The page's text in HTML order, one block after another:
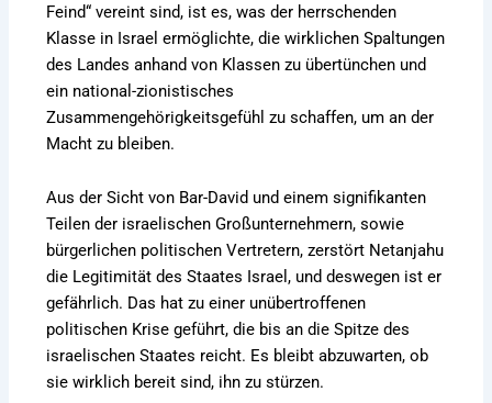
Feind“ vereint sind, ist es, was der herrschenden
Klasse in Israel ermöglichte, die wirklichen Spaltungen
des Landes anhand von Klassen zu übertünchen und
ein national-zionistisches
Zusammengehörigkeitsgefühl zu schaffen, um an der
Macht zu bleiben.
Aus der Sicht von Bar-David und einem signifikanten
Teilen der israelischen Großunternehmern, sowie
bürgerlichen politischen Vertretern, zerstört Netanjahu
die Legitimität des Staates Israel, und deswegen ist er
gefährlich. Das hat zu einer unübertroffenen
politischen Krise geführt, die bis an die Spitze des
israelischen Staates reicht. Es bleibt abzuwarten, ob
sie wirklich bereit sind, ihn zu stürzen.